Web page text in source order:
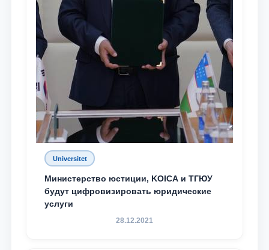
Universitet
Министерство юстиции, KOICA и ТГЮУ
будут цифровизировать юридические
услуги
28.12.2021